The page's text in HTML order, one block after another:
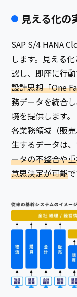
見える化の
SAP S/4 HANA
します。見える
認し、即座に行
設計思想「One
務データを統合
境を提供します。
各業務領域（販
生するデータは
ータの不整合や
意思決定が可能で